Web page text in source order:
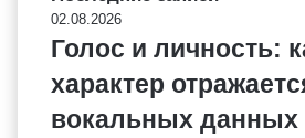
02.08.2026
Голос и личность:
характер
вокальных данных